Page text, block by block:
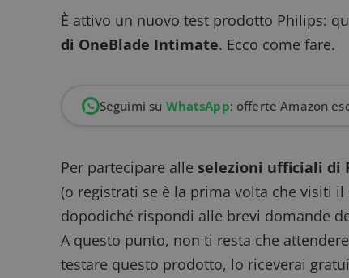
È attivo un nuovo test prodotto Philips:
di OneBlade Intimate. Ecco come fare.
Seguimi su WhatsApp: offerte Amazon
Per partecipare alle selezioni ufficiali di
(o registrati se è la prima volta che visiti il
dopodiché rispondi alle brevi domande
A questo punto, non ti resta che
testare questo prodotto, lo riceverai